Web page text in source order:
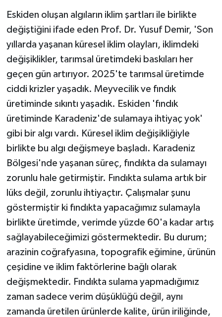
Eskiden oluşan algıların iklim şartları ile birlikte
değiştiğini ifade eden Prof. Dr. Yusuf Demir, 'Son
yıllarda yaşanan küresel iklim olayları, iklimdeki
değişiklikler, tarımsal üretimdeki baskıları her
geçen gün artırıyor. 2025'te tarımsal üretimde
ciddi krizler yaşadık. Meyvecilik ve fındık
üretiminde sıkıntı yaşadık. Eskiden 'fındık
üretiminde Karadeniz'de sulamaya ihtiyaç yok'
gibi bir algı vardı. Küresel iklim değişikliğiyle
birlikte bu algı değişmeye başladı. Karadeniz
Bölgesi'nde yaşanan süreç, fındıkta da sulamayı
zorunlu hale getirmiştir. Fındıkta sulama artık bir
lüks değil, zorunlu ihtiyaçtır. Çalışmalar şunu
göstermiştir ki fındıkta yapacağımız sulamayla
birlikte üretimde, verimde yüzde 60'a kadar artış
sağlayabileceğimizi göstermektedir. Bu durum;
arazinin coğrafyasına, topografik eğimine, ürünün
çeşidine ve iklim faktörlerine bağlı olarak
değişmektedir. Fındıkta sulama yapmadığımız
zaman sadece verim düşüklüğü değil, aynı
zamanda üretilen ürünlerde kalite, ürün iriliğinde,